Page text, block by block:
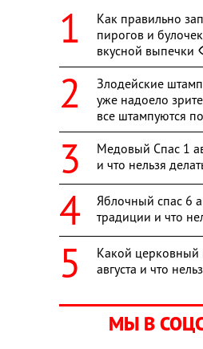
Как правильно
пирогов и
вкусной выпечки
Злодейские
уже надоело
все штампуются
Медовый Спас 1
и что нельзя
Яблочный спас 6
традиции и что
Какой церковный
августа и что
МЫ В